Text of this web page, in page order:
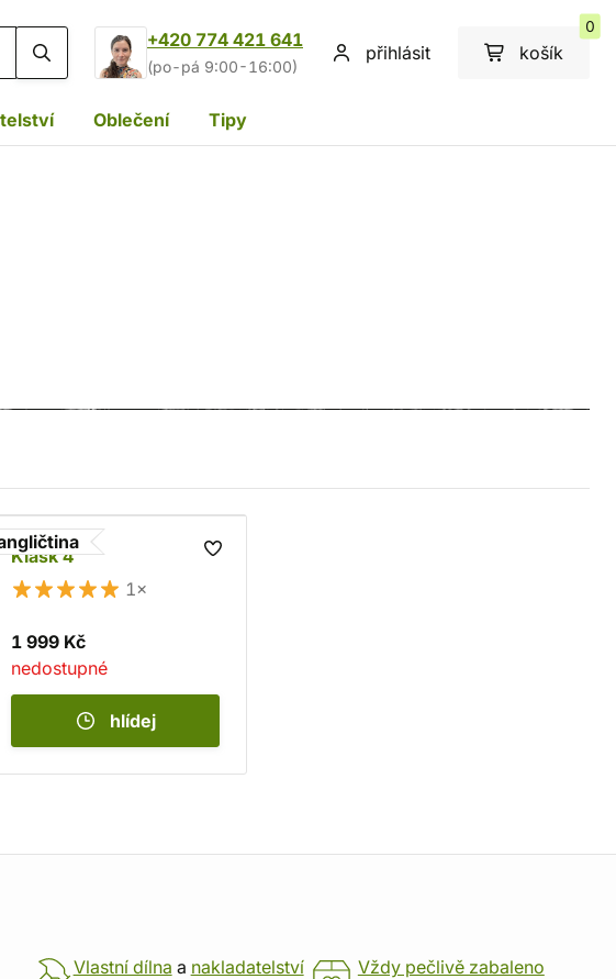
+420 774 421 641
(po-pá 9:00-16:00)
přihlásit košík
0
Oblečení Tipy
Klask 4
1×
1 999 Kč
nedostupné
hlídej
Vlastní dílna a nakladatelství Vždy pečlivě zabaleno